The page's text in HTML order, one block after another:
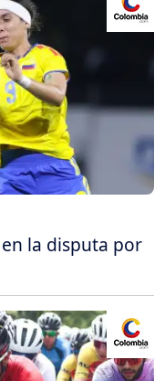
la disputa por